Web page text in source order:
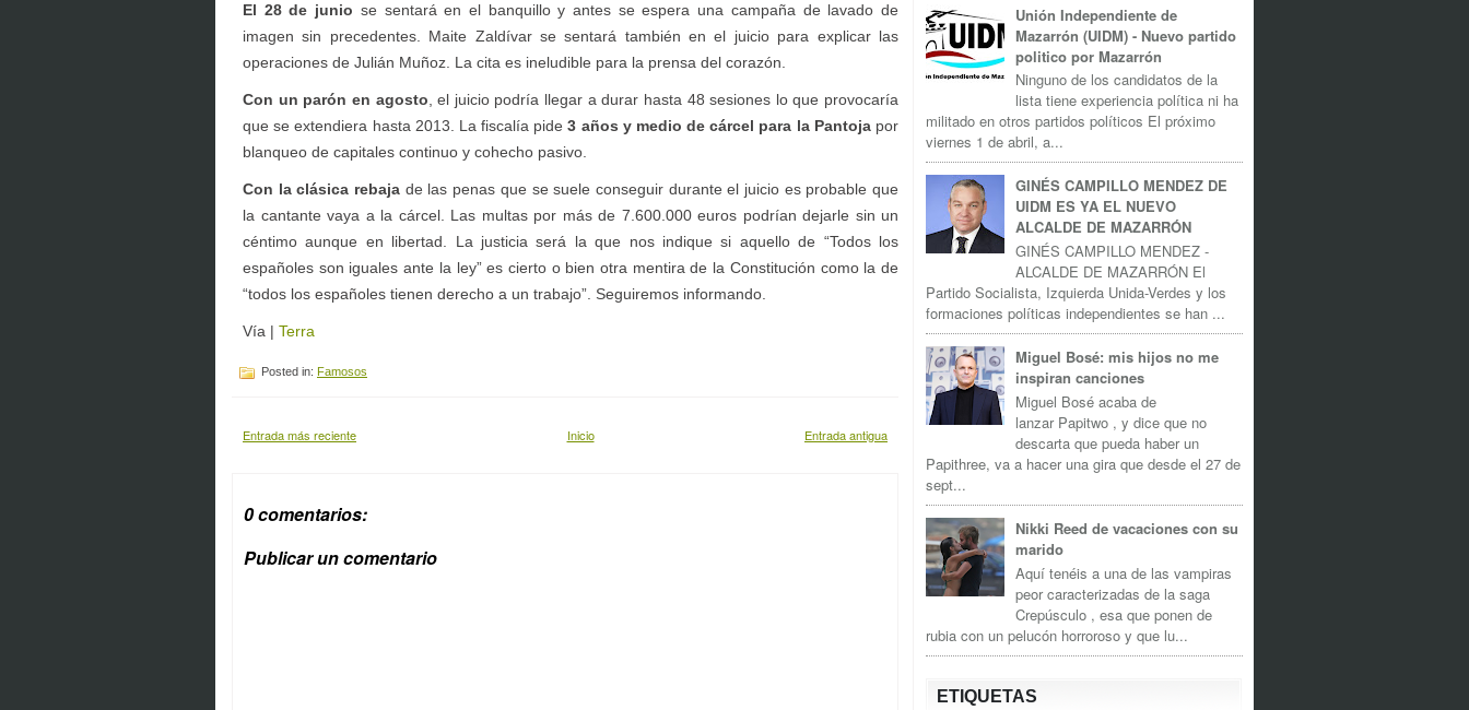
El 28 de junio se sentará en el banquillo y antes se espera una campaña de lavado de
imagen sin precedentes. Maite Zaldívar se sentará también en el juicio para explicar las
operaciones de Julián Muñoz. La cita es ineludible para la prensa del corazón.
Con un parón en agosto , el juicio podría llegar a durar hasta 48 sesiones lo que provocaría
que se extendiera hasta 2013. La fiscalía pide3 años y medio de cárcel para la Pantojapor
blanqueo de capitales continuo y cohecho pasivo.
Con la clásica rebaja de las penas que se suele conseguir durante el juicio es probable que
la cantante vaya a la cárcel. Las multas por más de 7.600.000 euros podrían dejarle sin un
céntimo aunque en libertad. La justicia será la que nos indique si aquello de “Todos los
españoles son iguales ante la ley” es cierto o bien otra mentira de la Constitución como la de
“todos los españoles tienen derecho a un trabajo”. Seguiremos informando.
Vía | Terra
Posted in: Famosos
Entrada más reciente Entrada antigua
Inicio
0 comentarios:
Publicar un comentario
Unión Independiente de
Mazarrón (UIDM) - Nuevo partido
politico por Mazarrón
Ninguno de los candidatos de la
lista tiene experiencia política ni ha
militado en otros partidos políticos El próximo
viernes 1 de abril, a...
GINÉS CAMPILLO MENDEZ DE
UIDM ES YA EL NUEVO
ALCALDE DE MAZARRÓN
GINÉS CAMPILLO MENDEZ -
ALCALDE DE MAZARRÓN El
Partido Socialista, Izquierda Unida-Verdes y los
formaciones políticas independientes se han ...
Miguel Bosé: mis hijos no me
inspiran canciones
Miguel Bosé acaba de
lanzar Papitwo , y dice que no
descarta que pueda haber un
Papithree, va a hacer una gira que desde el 27 de
sept...
Nikki Reed de vacaciones con su
marido
Aquí tenéis a una de las vampiras
peor caracterizadas de la saga
Crepúsculo , esa que ponen de
rubia con un pelucón horroroso y que lu...
ETIQUETAS